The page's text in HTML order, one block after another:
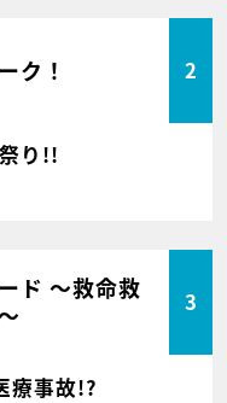
ク！ 2
り!!
ド ～救命救
3
療事故!?